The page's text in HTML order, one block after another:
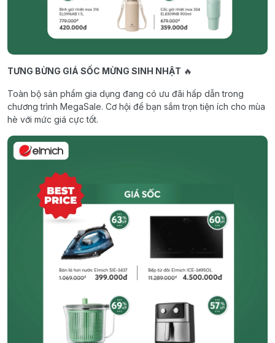
TƯNG BỪNG GIÁ SỐC MỪNG SINH NHẬT 🔥
Toàn bộ sản phẩm gia dụng đang có ưu đãi hấp dẫn trong
chương trình MegaSale. Cơ hội để bạn sắm trọn tiện ích cho mùa
hè với mức giá cực tốt.